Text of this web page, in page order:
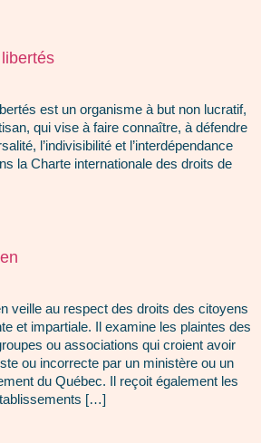
est un organisme à but non lucratif,
qui vise à faire connaître, à défendre
l’indivisibilité et l’interdépendance
la Charte internationale des droits de
veille au respect des droits des citoyens
et impartiale. Il examine les plaintes des
ou associations qui croient avoir
ou incorrecte par un ministère ou un
du Québec. Il reçoit également les
[…]